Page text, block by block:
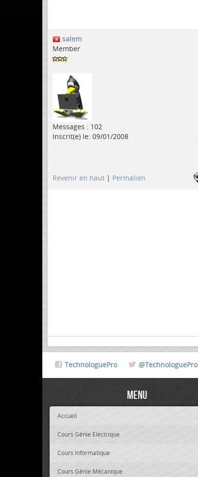
salem
Member
Messages : 102
Inscrit(e) le: 09/01/2008
Revenir en haut | Permalien
TechnologuePro @TechnologuePro
Menu
Accueil
Cours Génie Electrique
Cours Informatique
Cours Génie Mécanique